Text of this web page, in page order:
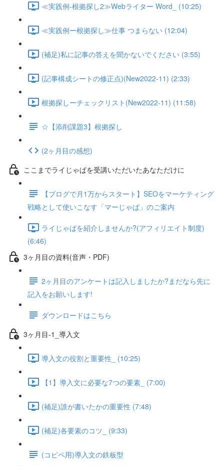
≪実践例-根拠探し2≫Webライター Word_ (10:25)
≪実践例ー根拠探し≫仕事 つまらない (12:04)
(補足)私に記事の答えを聞かないでください (3:55)
(記事構成シートの修正点)(New2022-11) (2:33)
根拠探しーチェックリスト(New2022-11) (11:58)
☆【添削課題3】根拠探し
(2ヶ月目の感想)
ここまでライじゃぱを受講いただいたあなただけに
【ブログで月1万からスタート】SEOをマーケティング
戦略として使いこなす「マーじゃぱ」のご案内
ライじゃぱを紹介しませんか?(アフィリエイト制度)
(6:46)
3ヶ月目の資料(音声・PDF)
2ヶ月目のアンケートは記入しましたか?まだなら先に
記入をお願いします!
ダウンロードはこちら
3ヶ月目-1_導入文
導入文の役割と重要性_ (10:25)
【1】導入文に必要な7つの要素_ (7:00)
(補足)誰が書いたかの重要性 (7:48)
(補足)各要素のコツ_ (9:33)
(コピペ用)導入文の鉄板型